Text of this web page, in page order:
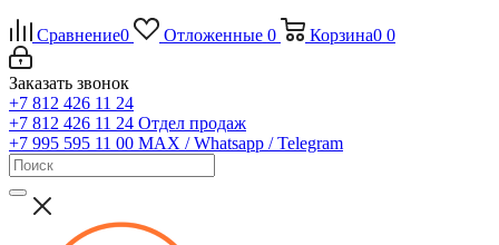
Сравнение0 Отложенные 0 Корзина0 0
Заказать звонок
+7 812 426 11 24
+7 812 426 11 24 Отдел продаж
+7 995 595 11 00 MAX / Whatsapp / Telegram